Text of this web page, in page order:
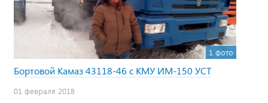
1 фото
Бортовой Камаз 43118-46 с КМУ ИМ-150 УСТ
01 февраля 2018